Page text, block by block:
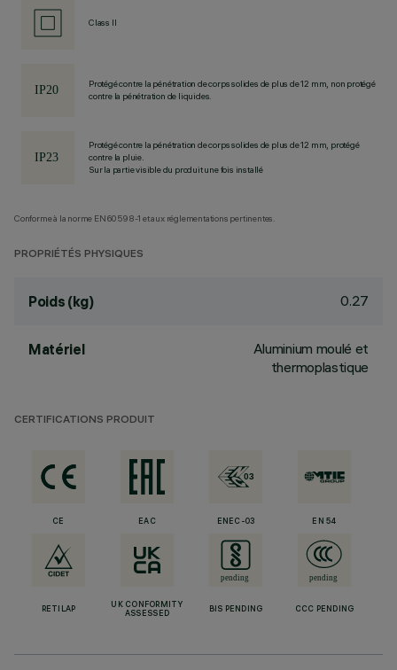
Class II
Protégé contre la pénétration de corps solides de plus de 12 mm, non protégé
contre la pénétration de liquides.
Protégé contre la pénétration de corps solides de plus de 12 mm, protégé
contre la pluie.
Sur la partie visible du produit une fois installé
Conforme à la norme EN60598-1 et aux réglementations pertinentes.
PROPRIÉTÉS PHYSIQUES
Poids (kg) 0.27
Matériel
Aluminium moulé et
thermoplastique
CERTIFICATIONS PRODUIT
CE EAC ENEC-03 EN 54
RETILAP
UK CONFORMITY
ASSESSED
BIS PENDING CCC PENDING